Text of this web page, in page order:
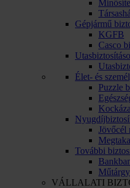
Gépjármű
KGFB
Casco
Élet- és
Puzzle
Jövőcél
További
VÁLLALATI